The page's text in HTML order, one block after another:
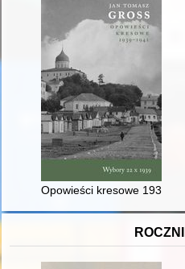
Opowieści kresowe 1939-